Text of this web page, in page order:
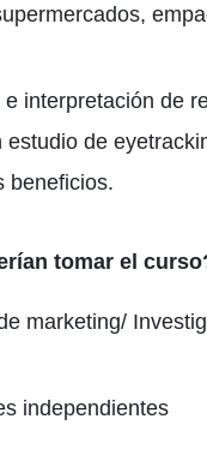
interpretación de
estudio de
beneficios.
tomar el
marketing/
independientes